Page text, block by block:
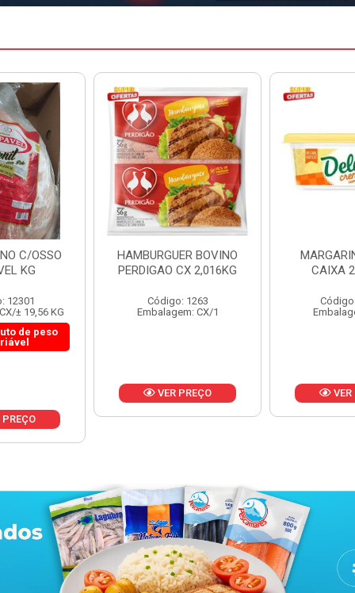
BOVINO
2,016KG
1263
CX/1
MARGARINA DELINE
CAIXA 24X250G
Código: 12886
Embalagem: CX/1
VER PREÇO
CAIXA
VER